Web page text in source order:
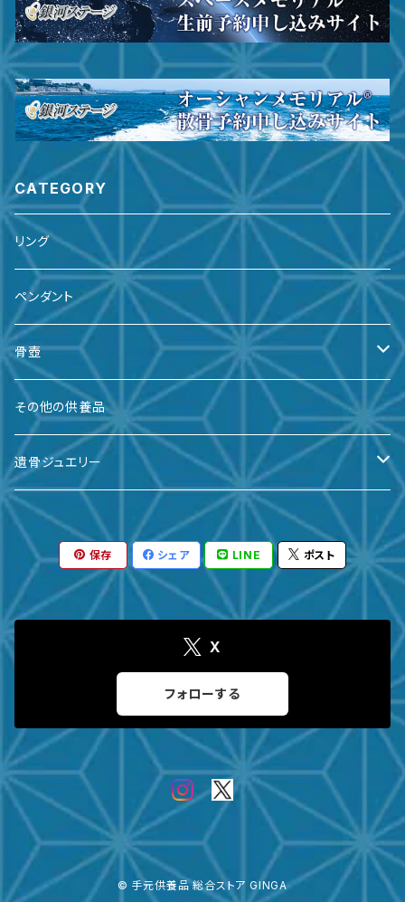
CATEGORY
リング
ペンダント
骨壺
備前焼
九谷焼
有田焼
瀬戸焼
ガラス
サイズ
～３寸
５寸
その他の供養品
遺骨ジュエリー
遺骨ダイヤ
台座・リング
台座・ネックレス
保存 シェア LINE ポスト
X
フォローする
© 手元供養品 総合ストア GINGA